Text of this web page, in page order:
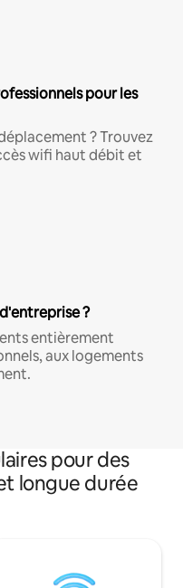
pour les
? Trouvez
wifi haut débit et
?
entièrement
aux logements
pour des
longue durée